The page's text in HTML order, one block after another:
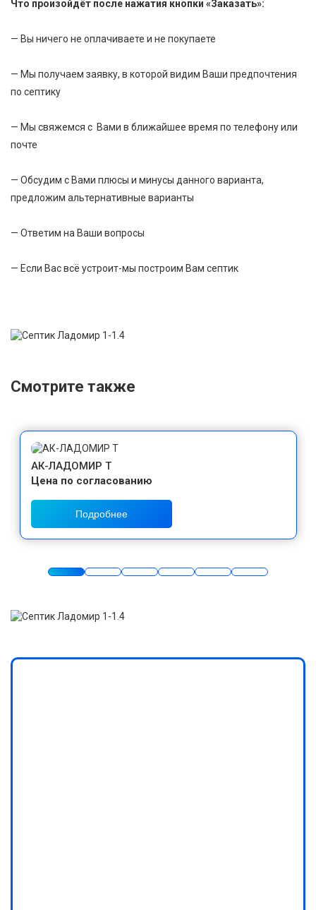
Что произойдёт после нажатия кнопки «Заказать»:
— Вы ничего не оплачиваете и не покупаете
— Мы получаем заявку, в которой видим Ваши предпочтения
по септику
— Мы свяжемся с Вами в ближайшее время по телефону или
почте
— Обсудим с Вами плюсы и минусы данного варианта,
предложим альтернативные варианты
— Ответим на Ваши вопросы
— Если Вас всё устроит-мы построим Вам септик
Смотрите также
АК-ЛАДОМИР Т
Цена по согласованию
Подробнее